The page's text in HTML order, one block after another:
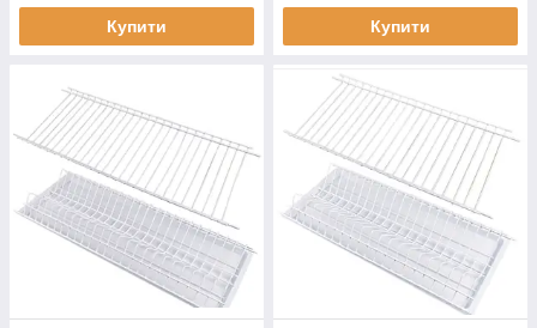
Купити Купити